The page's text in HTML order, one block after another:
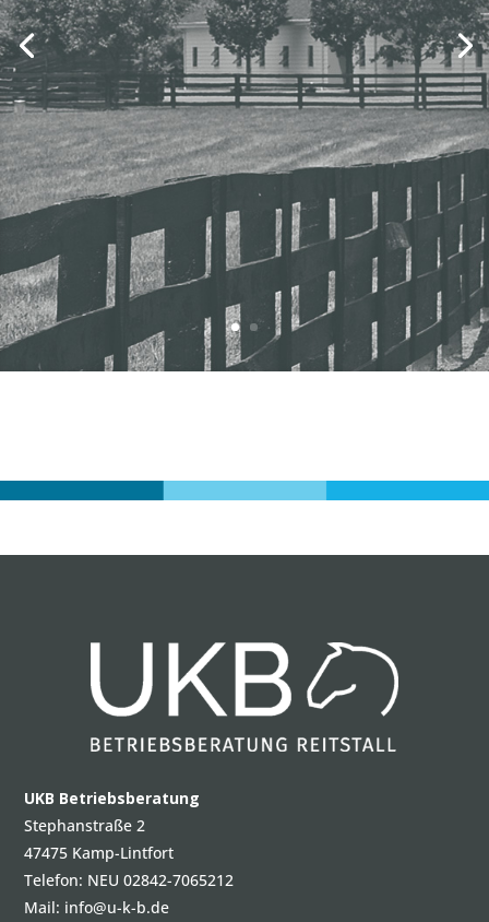
UKB Betriebsberatung
Stephanstraße 2
47475 Kamp-Lintfort
Telefon: NEU 02842-7065212
Mail: info@u-k-b.de